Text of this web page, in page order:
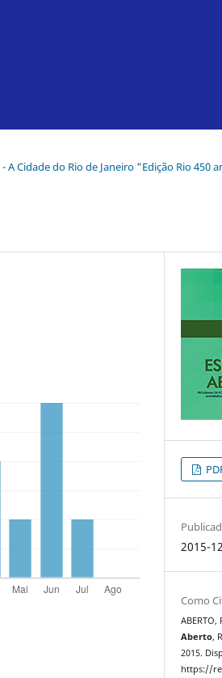
A Cidade do Rio de Janeiro "Edição Rio 450
2015-
Como
ABERTO,
Aberto,
2015.
https://